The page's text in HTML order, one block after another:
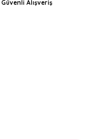
Güvenli Alışveriş